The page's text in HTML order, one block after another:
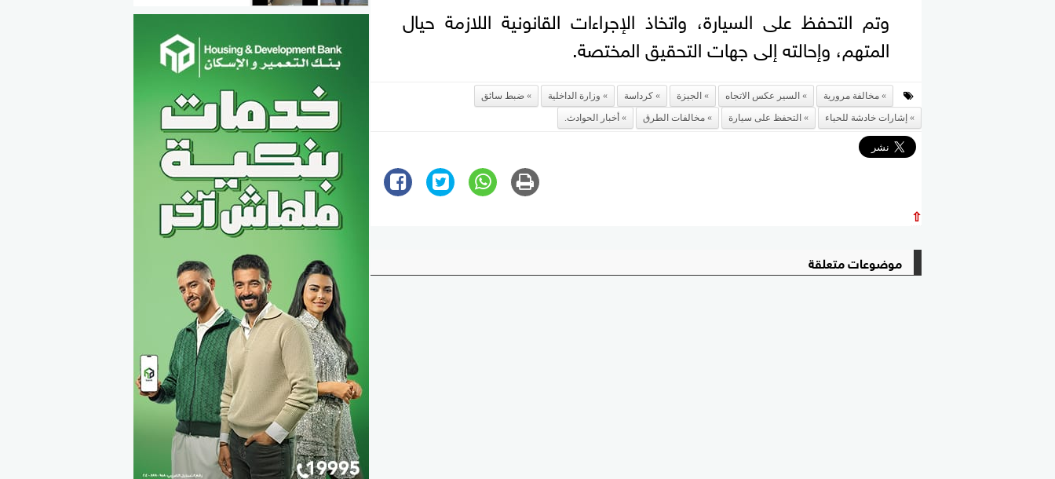
وتم التحفظ على السيارة، واتخاذ الإجراءات القانونية اللازمة حيال
المتهم، وإحالته إلى جهات التحقيق المختصة.
مخالفة مرورية السير عكس الاتجاه الجيزة كرداسة وزارة الداخلية
ضبط سائق
إشارات خادشة للحياء
التحفظ على سيارة مخالفات الطرق أخبار الحوادث.
⇧
موضوعات متعلقة